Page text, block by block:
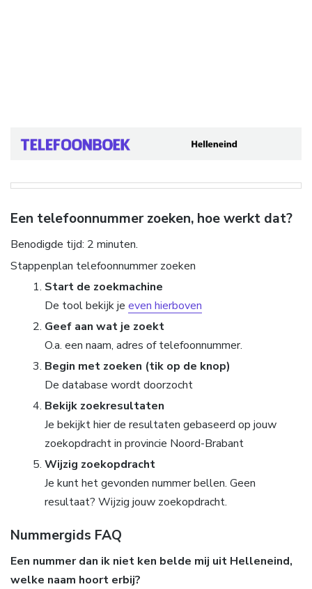
Een telefoonnummer zoeken, hoe werkt dat?
Benodigde tijd: 2 minuten.
Stappenplan telefoonnummer zoeken
Start de zoekmachine
De tool bekijk je even hierboven
Geef aan wat je zoekt
O.a. een naam, adres of telefoonnummer.
Begin met zoeken (tik op de knop)
De database wordt doorzocht
Bekijk zoekresultaten
Je bekijkt hier de resultaten gebaseerd op jouw
zoekopdracht in provincie Noord-Brabant
Wijzig zoekopdracht
Je kunt het gevonden nummer bellen. Geen
resultaat? Wijzig jouw zoekopdracht.
Nummergids FAQ
Een nummer dan ik niet ken belde mij uit Helleneind,
welke naam hoort erbij?